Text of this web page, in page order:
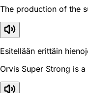
The production of the
Esitellään erittäin
Orvis Super Strong is